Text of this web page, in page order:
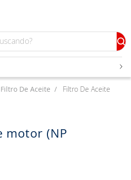
Filtro De Aceite
Filtro De Aceite
motor (NP